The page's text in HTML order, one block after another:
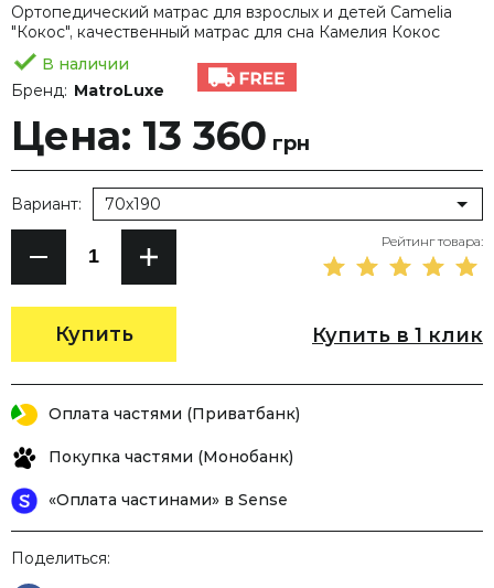
Ортопедический матрас для взрослых и детей Camelia
"Кокос", качественный матрас для сна Камелия Кокос
В наличии
Бренд: MatroLuxe
Цена: 13 360 грн
Купить
Вариант: 70х190
Рейтинг товара:
Купить в 1 клик
Оплата частями (Приватбанк)
Покупка частями (Монобанк)
«Оплата частинами» в Sense
Поделиться: